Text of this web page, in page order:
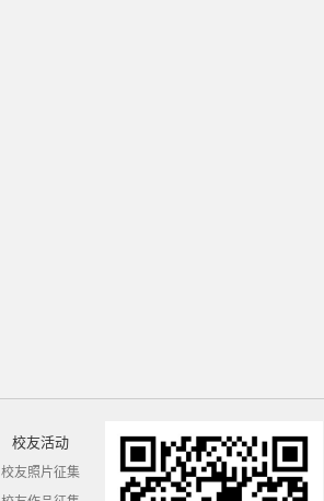
校友活动
校友照片征集